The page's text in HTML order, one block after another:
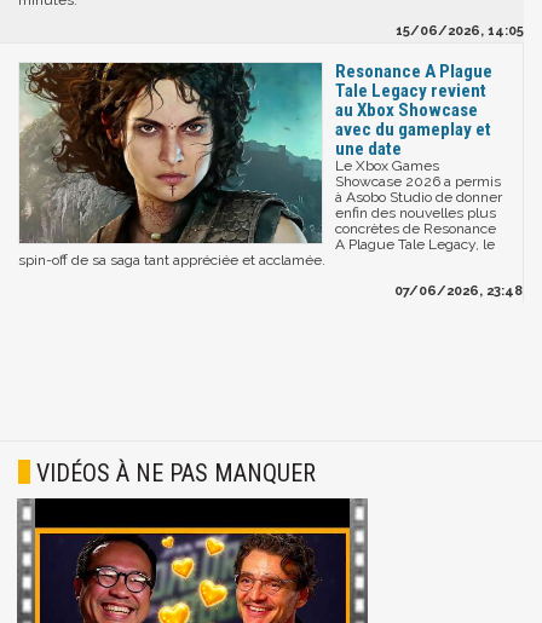
15/06/2026, 14:05
Resonance A Plague
Tale Legacy revient
au Xbox Showcase
avec du gameplay et
une date
Le Xbox Games
Showcase 2026 a permis
à Asobo Studio de donner
enfin des nouvelles plus
concrètes de Resonance
A Plague Tale Legacy, le
spin-off de sa saga tant appréciée et acclamée.
07/06/2026, 23:48
VIDÉOS À NE PAS MANQUER